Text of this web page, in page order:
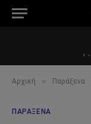
Αρχική » Παράξενα
ΠΑΡΆΞΕΝΑ